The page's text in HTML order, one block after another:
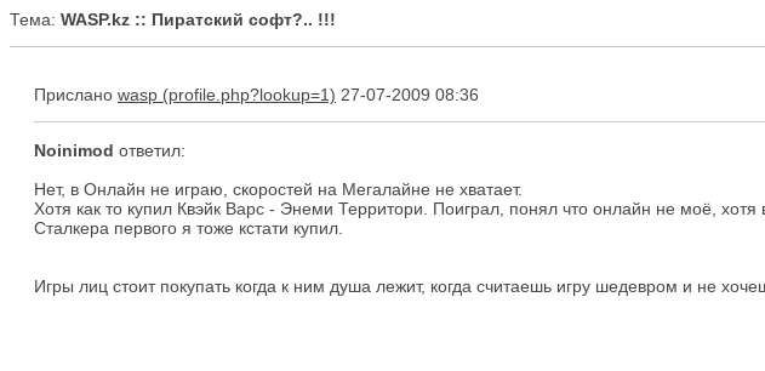
Тема: WASP.kz :: Пиратский софт?.. !!!
Прислано wasp 27-07-2009 08:36
Noinimod ответил:
Нет, в Онлайн не играю, скоростей на Мегалайне не хватает.
Хотя как то купил Квэйк Варс - Энеми Территори. Поиграл, понял что онлайн не моё, хотя
Сталкера первого я тоже кстати купил.
Игры лиц стоит покупать когда к ним душа лежит, когда считаешь игру шедевром и не